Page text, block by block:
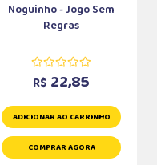
Noguinho - Jogo Sem
Regras
R$ 22,85
ADICIONAR AO CARRINHO
COMPRAR AGORA